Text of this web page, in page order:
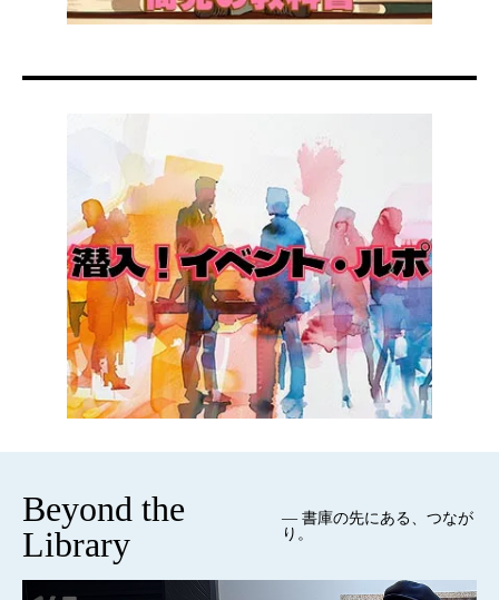
Beyond the
Library
— 書庫の先にある、つなが
り。